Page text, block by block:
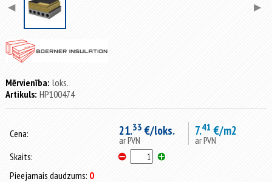
◀ ▶
Mērvienība: loks.
Artikuls: HP100474
Cena: 21.33 €/loks.
ar PVN
7.41 €/m2
ar PVN
Skaits:
Pieejamais daudzums: 0